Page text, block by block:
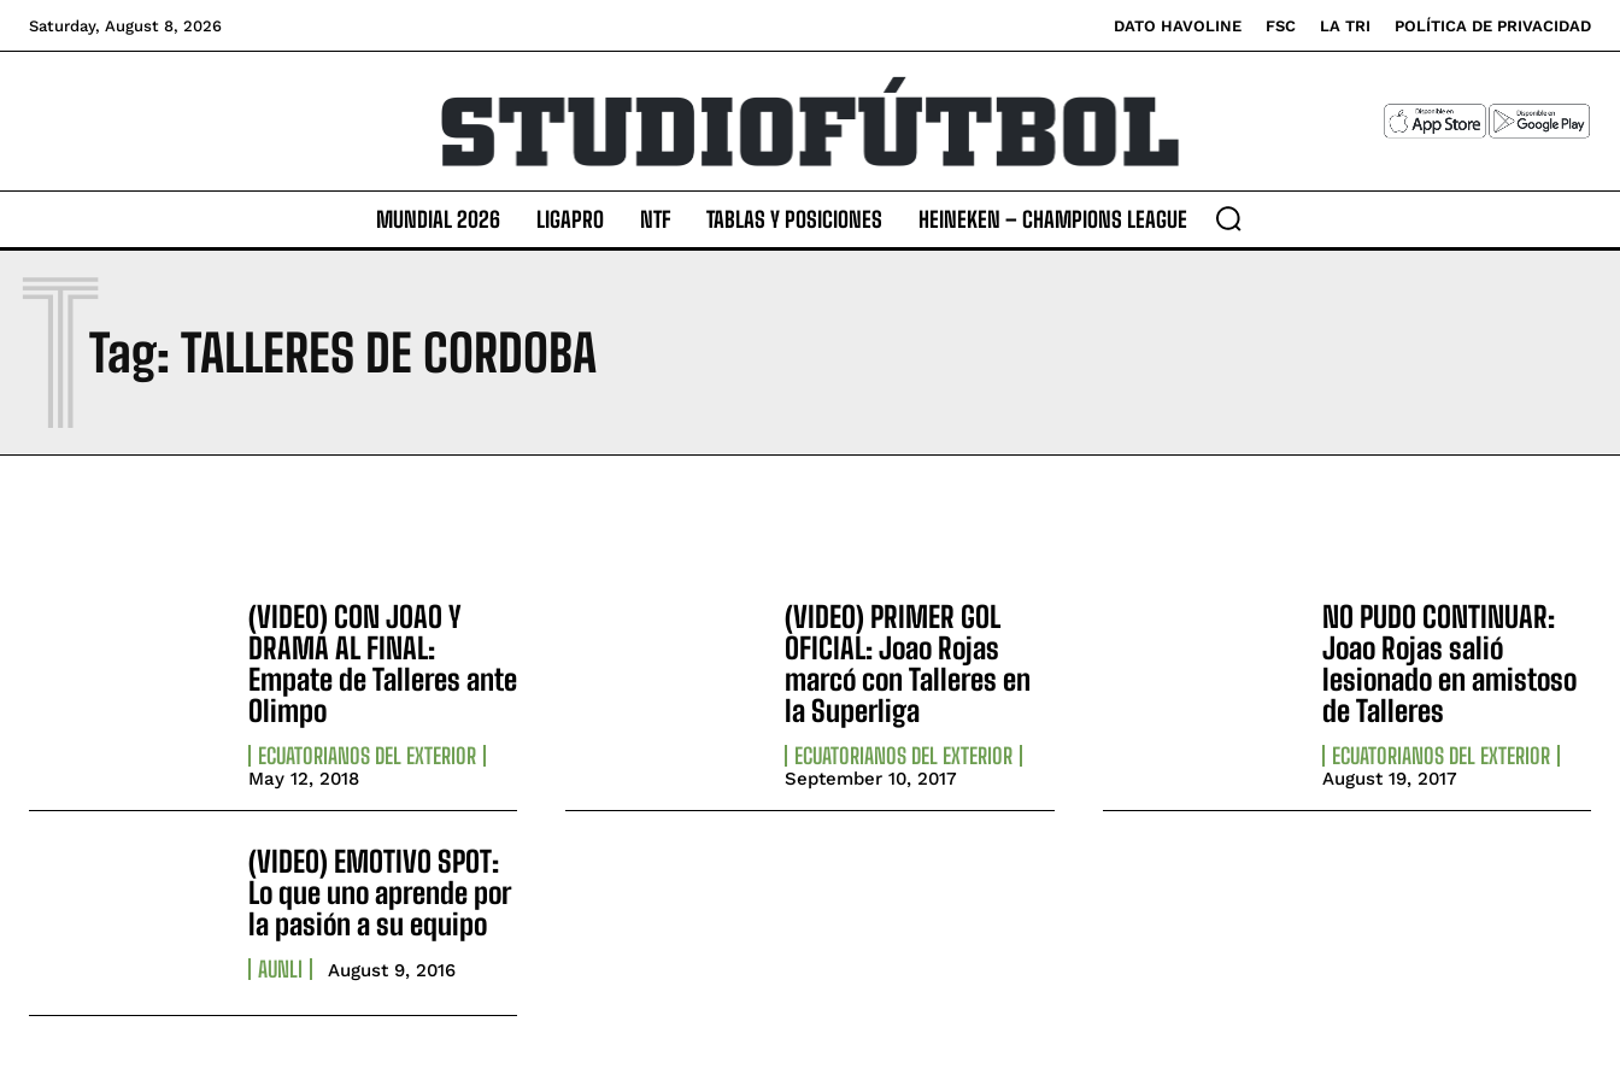
Saturday, August 8, 2026 DATO HAVOLINE FSC LA TRI POLÍTICA DE PRIVACIDAD
MUNDIAL 2026 LIGAPRO NTF TABLAS Y POSICIONES HEINEKEN – CHAMPIONS LEAGUE
Tag: TALLERES DE CORDOBA
T
(VIDEO) CON JOAO Y
DRAMA AL FINAL:
Empate de Talleres ante
Olimpo
ECUATORIANOS DEL EXTERIOR
May 12, 2018
(VIDEO) PRIMER GOL
OFICIAL: Joao Rojas
marcó con Talleres en
la Superliga
ECUATORIANOS DEL EXTERIOR
September 10, 2017
NO PUDO CONTINUAR:
Joao Rojas salió
lesionado en amistoso
de Talleres
ECUATORIANOS DEL EXTERIOR
August 19, 2017
(VIDEO) EMOTIVO SPOT:
Lo que uno aprende por
la pasión a su equipo
AUNLI August 9, 2016